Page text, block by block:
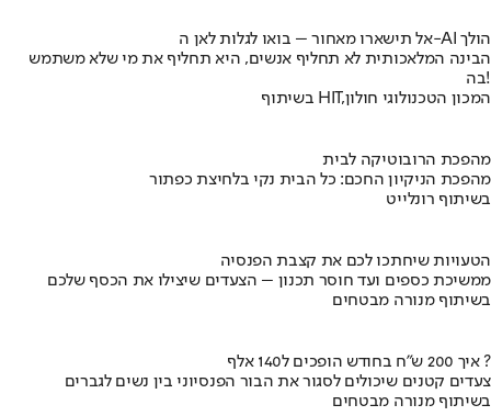
אל תישארו מאחור – בואו לגלות לאן ה-AI הולך
הבינה המלאכותית לא תחליף אנשים, היא תחליף את מי שלא משתמש
בה!
בשיתוף HIT,המכון הטכנולוגי חולון
מהפכת הרובוטיקה לבית
מהפכת הניקיון החכם: כל הבית נקי בלחיצת כפתור
בשיתוף רונלייט
הטעויות שיחתכו לכם את קצבת הפנסיה
ממשיכת כספים ועד חוסר תכנון – הצעדים שיצילו את הכסף שלכם
בשיתוף מנורה מבטחים
איך 200 ש"ח בחודש הופכים ל140 אלף ?
צעדים קטנים שיכולים לסגור את הבור הפנסיוני בין נשים לגברים
בשיתוף מנורה מבטחים